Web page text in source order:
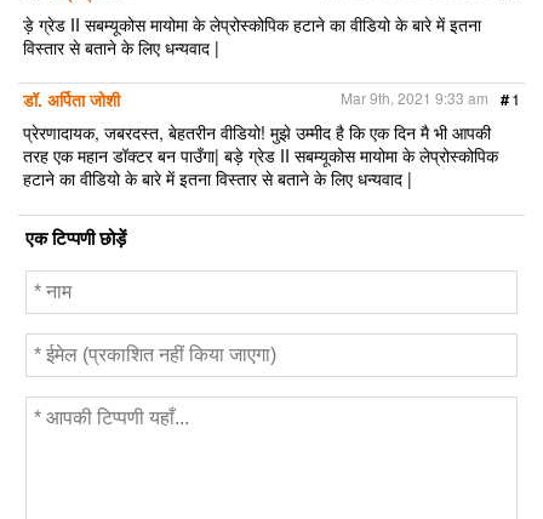
ड़े ग्रेड II सबम्यूकोस मायोमा के लेप्रोस्कोपिक हटाने का वीडियो के बारे में इतना
विस्तार से बताने के लिए धन्यवाद |
डॉ. अर्पिता जोशी #1
Mar 9th, 2021 9:33 am
प्रेरणादायक, जबरदस्त, बेहतरीन वीडियो! मुझे उम्मीद है कि एक दिन मै भी आपकी
तरह एक महान डॉक्टर बन पाउँगा| बड़े ग्रेड II सबम्यूकोस मायोमा के लेप्रोस्कोपिक
हटाने का वीडियो के बारे में इतना विस्तार से बताने के लिए धन्यवाद |
एक टिप्पणी छोड़ें